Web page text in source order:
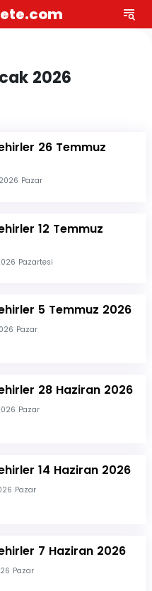
2026
26 Temmuz
Pazar
12 Temmuz
Pazartesi
5 Temmuz 2026
Pazar
28 Haziran 2026
Pazar
14 Haziran 2026
Pazar
7 Haziran 2026
Pazar